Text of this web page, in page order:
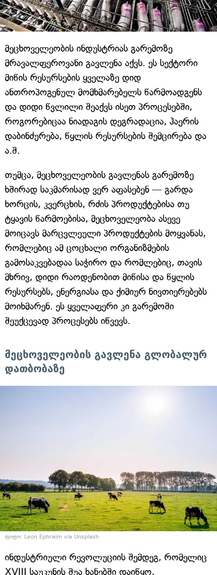
მეცხოველეობის ინდუსტრიას გარემოზე
მრავალფეროვანი გავლენა აქვს. ეს სექტორი
მიწის რესურსების ყველაზე დიდ
ანთროპოგენულ მომხმარებელს წარმოადგენს
და დიდი წვლილი შეაქვს ისეთ პროცესებში,
როგორებიცაა ნიადაგის დეგრადაცია, ჰაერის
დაბინძურება, წყლის რესურსების შემცირება და
ა.შ.
თუმცა, მეცხოველეობის გავლენას გარემოზე
ხშირად საკმარისად ვერ აფასებენ — გარდა
ხორცის, კვერცხის, რძის პროდუქტებისა თუ
ტყავის წარმოებისა, მეცხოველეობა ასევე
მოიცავს მარცვლეული პროდუქტების მოყვანას,
რომლებიც ამ ცოცხალი ორგანიზმების
გამოსაკვებადაა საჭირო და რომლებიც, თავის
მხრივ, დიდი რაოდენობით მიწისა და წყლის
რესურსებს, ენერგიასა და ქიმიურ ნივთიერებებს
მოიხმარენ. ეს ყველაფერი კი გარემოში
შეუქცევად პროცესებს იწვევს.
მეცხოველეობის გავლენა გლობალურ
დათბობაზე
ფოტო: Leon Ephraïm via Unsplash
ინდუსტრიული რევოლუციის შემდეგ, რომელიც
XVIII საუკუნის შუა ხანებში დაიწყო,